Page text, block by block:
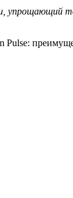
упрощающий